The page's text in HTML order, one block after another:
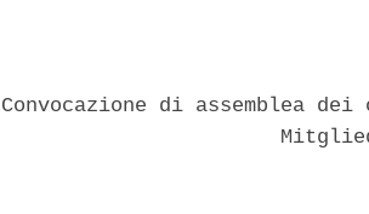
Convocazione di assemblea